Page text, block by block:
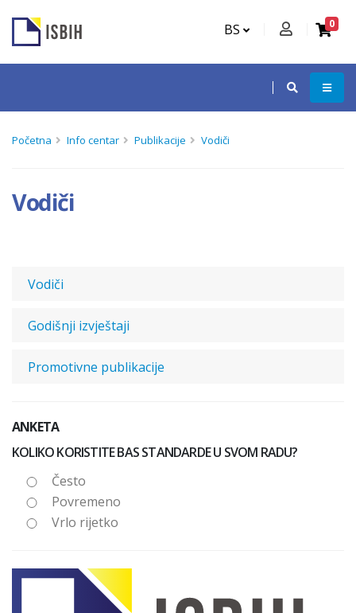
BS 0
Početna Info centar Publikacije Vodiči
Vodiči
Vodiči
Godišnji izvještaji
Promotivne publikacije
ANKETA
KOLIKO KORISTITE BAS STANDARDE U SVOM RADU?
Često
Povremeno
Vrlo rijetko